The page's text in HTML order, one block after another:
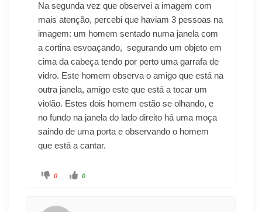
Na segunda vez que observei a imagem com
mais atenção, percebi que haviam 3 pessoas na
imagem: um homem sentado numa janela com
a cortina esvoaçando, segurando um objeto em
cima da cabeça tendo por perto uma garrafa de
vidro. Este homem observa o amigo que está na
outra janela, amigo este que está a tocar um
violão. Estes dois homem estão se olhando, e
no fundo na janela do lado direito há uma moça
saindo de uma porta e observando o homem
que está a cantar.
0 0